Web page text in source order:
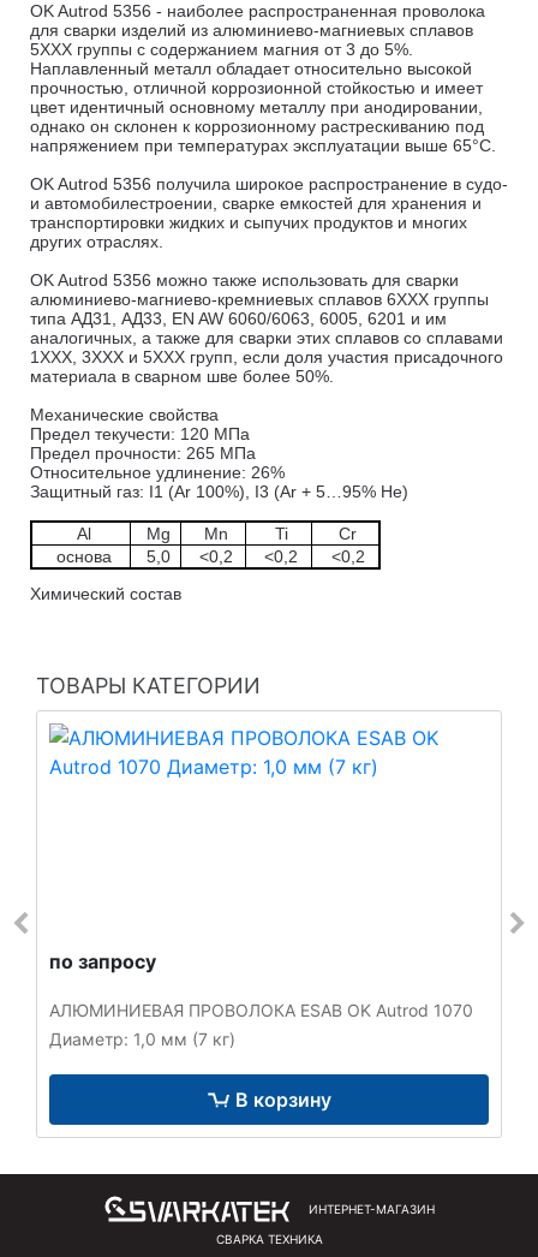
OK Autrod 5356 - наиболее распространенная проволока
для сварки изделий из алюминиево-магниевых сплавов
5ХХХ группы с содержанием магния от 3 до 5%.
Наплавленный металл обладает относительно высокой
прочностью, отличной коррозионной стойкостью и имеет
цвет идентичный основному металлу при анодировании,
однако он склонен к коррозионному растрескиванию под
напряжением при температурах эксплуатации выше 65°С.
OK Autrod 5356 получила широкое распространение в судо-
и автомобилестроении, сварке емкостей для хранения и
транспортировки жидких и сыпучих продуктов и многих
других отраслях.
OK Autrod 5356 можно также использовать для сварки
алюминиево-магниево-кремниевых сплавов 6ХХХ группы
типа АД31, АД33, EN AW 6060/6063, 6005, 6201 и им
аналогичных, а также для сварки этих сплавов со сплавами
1ХХХ, 3ХХХ и 5ХХХ групп, если доля участия присадочного
материала в сварном шве более 50%.
Механические свойства
Предел текучести: 120 МПа
Предел прочности: 265 МПа
Относительное удлинение: 26%
Защитный газ: I1 (Ar 100%), I3 (Ar + 5…95% He)
Химический состав
Al Mg Mn Ti
Cr
основа
5,0 <0,2 <0,2 <0,2
ТОВАРЫ КАТЕГОРИИ
по запросу
АЛЮМИНИЕВАЯ ПРОВОЛОКА ESAB OK Autrod 1070
Диаметр: 1,0 мм (7 кг)
В корзину
ИНТЕРНЕТ-МАГАЗИН
СВАРКА ТЕХНИКА